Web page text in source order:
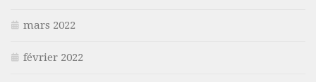
mars 2022
février 2022